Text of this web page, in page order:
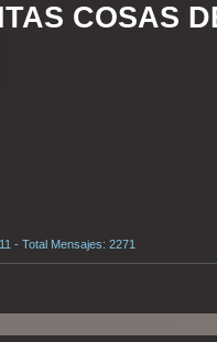
COSAS
- Total Mensajes: 2271